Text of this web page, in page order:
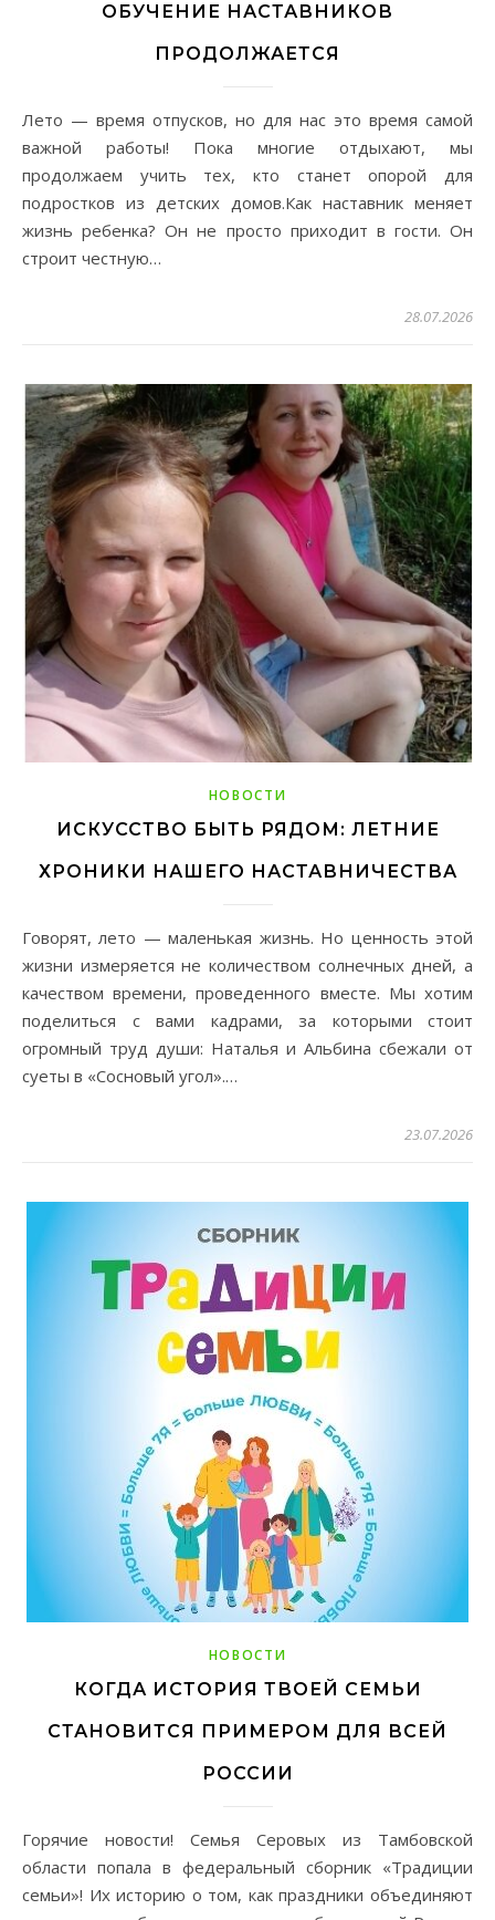
ОБУЧЕНИЕ НАСТАВНИКОВ
ПРОДОЛЖАЕТСЯ
Лето — время отпусков, но для нас это время самой
важной работы! Пока многие отдыхают, мы
продолжаем учить тех, кто станет опорой для
подростков из детских домов.Как наставник меняет
жизнь ребенка? Он не просто приходит в гости. Он
строит честную…
28.07.2026
НОВОСТИ
ИСКУССТВО БЫТЬ РЯДОМ: ЛЕТНИЕ
ХРОНИКИ НАШЕГО НАСТАВНИЧЕСТВА
Говорят, лето — маленькая жизнь. Но ценность этой
жизни измеряется не количеством солнечных дней, а
качеством времени, проведенного вместе. Мы хотим
поделиться с вами кадрами, за которыми стоит
огромный труд души: Наталья и Альбина сбежали от
суеты в «Сосновый угол».…
23.07.2026
НОВОСТИ
КОГДА ИСТОРИЯ ТВОЕЙ СЕМЬИ
СТАНОВИТСЯ ПРИМЕРОМ ДЛЯ ВСЕЙ
РОССИИ
Горячие новости! Семья Серовых из Тамбовской
области попала в федеральный сборник «Традиции
семьи»! Их историю о том, как праздники объединяют